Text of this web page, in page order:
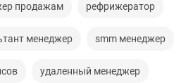
продажам рефрижератор
менеджер smm менеджер
удаленный менеджер